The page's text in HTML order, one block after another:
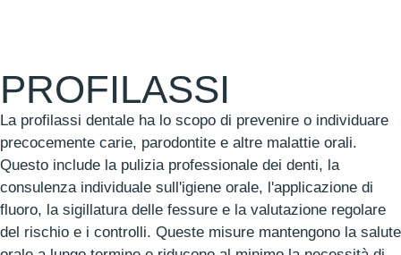
PROFILASSI
La profilassi dentale ha lo scopo di prevenire o individuare
precocemente carie, parodontite e altre malattie orali.
Questo include la pulizia professionale dei denti, la
consulenza individuale sull'igiene orale, l'applicazione di
fluoro, la sigillatura delle fessure e la valutazione regolare
del rischio e i controlli. Queste misure mantengono la salute